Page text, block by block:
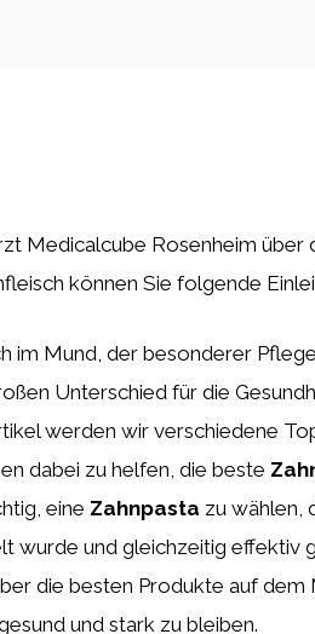
Medicalcube Rosenheim über
können Sie folgende
im Mund, der besonderer
Unterschied für die
werden wir verschiedene
dabei zu helfen, die beste
eine Zahnpasta zu wählen,
wurde und gleichzeitig effektiv
die besten Produkte auf dem
und stark zu bleiben.